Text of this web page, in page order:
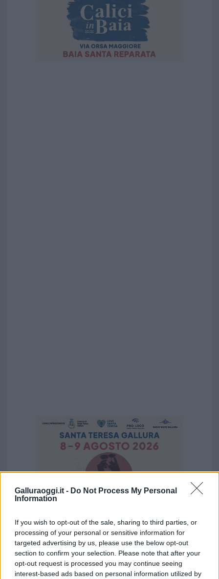
Galluraoggi.it - Do Not Process My Personal
Information
If you wish to opt-out of the sale, sharing to third parties, or
processing of your personal or sensitive information for
targeted advertising by us, please use the below opt-out
section to confirm your selection. Please note that after your
opt-out request is processed you may continue seeing
interest-based ads based on personal information utilized by
Vuoi rimuovere le pubblicità nazionali?